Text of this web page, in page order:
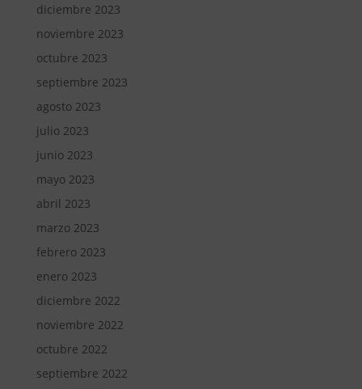
diciembre 2023
noviembre 2023
octubre 2023
septiembre 2023
agosto 2023
julio 2023
junio 2023
mayo 2023
abril 2023
marzo 2023
febrero 2023
enero 2023
diciembre 2022
noviembre 2022
octubre 2022
septiembre 2022